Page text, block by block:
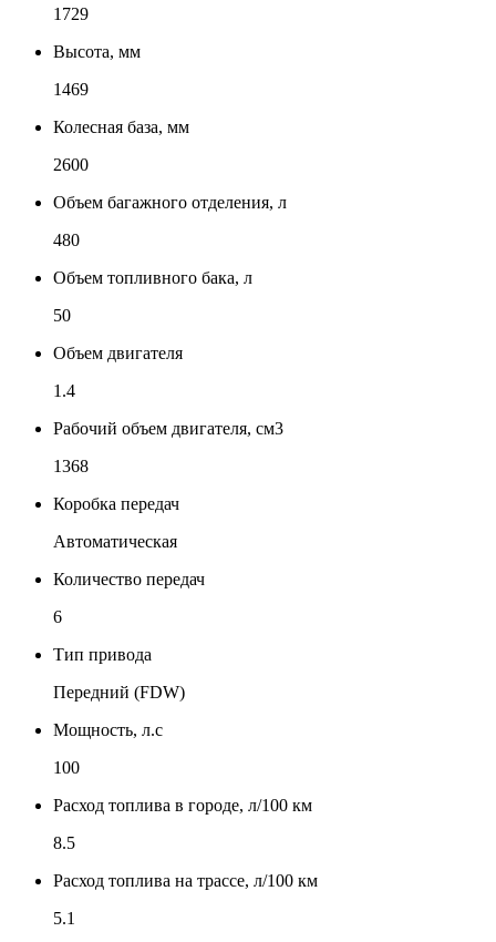
1729
Высота, мм
1469
Колесная база, мм
2600
Объем багажного отделения, л
480
Объем топливного бака, л
50
Объем двигателя
1.4
Рабочий объем двигателя, см3
1368
Коробка передач
Автоматическая
Количество передач
6
Тип привода
Передний (FDW)
Мощность, л.с
100
Расход топлива в городе, л/100 км
8.5
Расход топлива на трассе, л/100 км
5.1